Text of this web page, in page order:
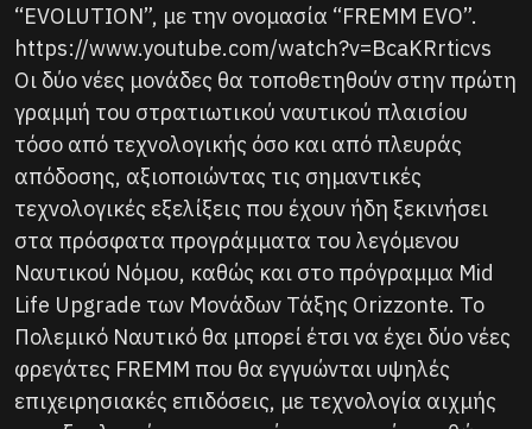
“EVOLUTION”, με την ονομασία “FREMM EVO”.
https://www.youtube.com/watch?v=BcaKRrticvs
Οι δύο νέες μονάδες θα τοποθετηθούν στην πρώτη
γραμμή του στρατιωτικού ναυτικού πλαισίου
τόσο από τεχνολογικής όσο και από πλευράς
απόδοσης, αξιοποιώντας τις σημαντικές
τεχνολογικές εξελίξεις που έχουν ήδη ξεκινήσει
στα πρόσφατα προγράμματα του λεγόμενου
Ναυτικού Νόμου, καθώς και στο πρόγραμμα Mid
Life Upgrade των Μονάδων Τάξης Orizzonte. Το
Πολεμικό Ναυτικό θα μπορεί έτσι να έχει δύο νέες
φρεγάτες FREMM που θα εγγυώνται υψηλές
επιχειρησιακές επιδόσεις, με τεχνολογία αιχμής